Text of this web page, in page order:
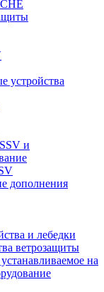
устройства
и
дополнения
и лебедки
ветрозащиты
на